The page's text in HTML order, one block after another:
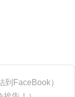
到FaceBook）